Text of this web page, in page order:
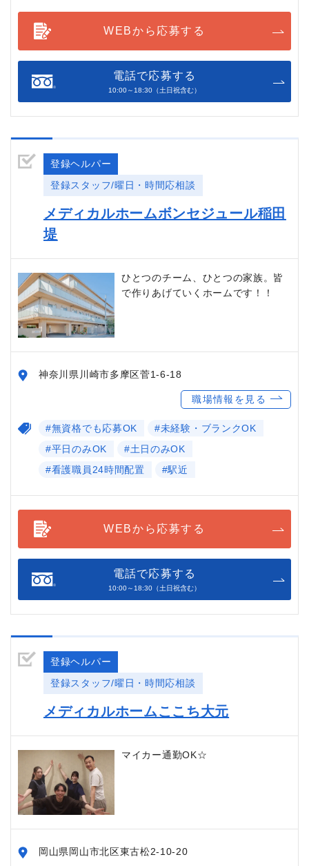
WEBから応募する
電話で応募する
10:00～18:30（土日祝含む）
登録ヘルパー
登録スタッフ/曜日・時間応相談
メディカルホームボンセジュール稲田
堤
ひとつのチーム、ひとつの家族。皆
で作りあげていくホームです！！
神奈川県川崎市多摩区菅1-6-18
職場情報を見る
#無資格でも応募OK
#未経験・ブランクOK
#平日のみOK
#土日のみOK
#看護職員24時間配置
#駅近
WEBから応募する
電話で応募する
10:00～18:30（土日祝含む）
登録ヘルパー
登録スタッフ/曜日・時間応相談
メディカルホームここち大元
マイカー通勤OK☆
岡山県岡山市北区東古松2-10-20